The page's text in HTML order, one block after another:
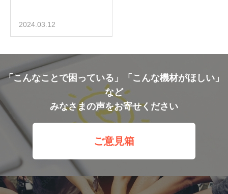
2024.03.12
「こんなことで困っている」「こんな機材がほしい」
など
みなさまの声をお寄せください
ご意見箱